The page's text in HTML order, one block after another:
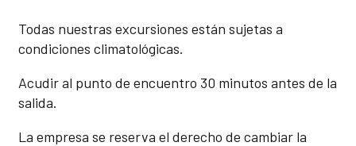
Todas nuestras excursiones están sujetas a
condiciones climatológicas.
Acudir al punto de encuentro 30 minutos antes de la
salida.
La empresa se reserva el derecho de cambiar la